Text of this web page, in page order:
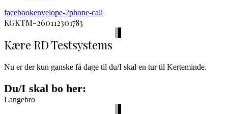
facebookenvelope-2phone-call
KGKTM-260112301783
Kære RD Testsystems
Nu er der kun ganske få dage til du/I skal en tur til Kerteminde.
Du/I skal bo her:
Langebro